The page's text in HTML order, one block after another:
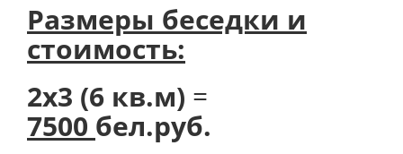
Размеры беседки и
стоимость:
2х3 (6 кв.м) =
7500 бел.руб.